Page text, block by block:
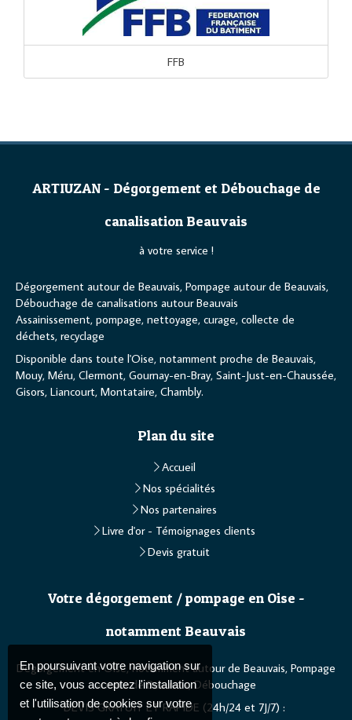
FFB
ARTIUZAN - Dégorgement et Débouchage de
canalisation Beauvais
à votre service !
Dégorgement autour de Beauvais, Pompage autour de Beauvais,
Débouchage de canalisations autour Beauvais
Assainissement, pompage, nettoyage, curage, collecte de
déchets, recyclage
Disponible dans toute l'Oise, notamment proche de Beauvais,
Mouy, Méru, Clermont, Gournay-en-Bray, Saint-Just-en-Chaussée,
Gisors, Liancourt, Montataire, Chambly.
Plan du site
Accueil
Nos spécialités
Nos partenaires
Livre d'or - Témoignages clients
Devis gratuit
Votre dégorgement / pompage en Oise -
notamment Beauvais
Dégorgement en Oise, notamment autour de Beauvais, Pompage
autour de Beauvais, Débouchage
DEVIS GRATUIT ET RAPIDE (24h/24 et 7J/7) :
En poursuivant votre navigation sur
ce site, vous acceptez l'installation
et l'utilisation de cookies sur votre